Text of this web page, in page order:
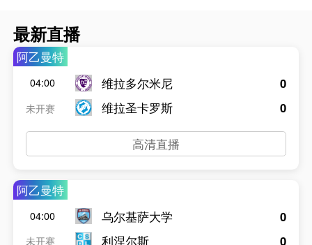
最新直播
阿乙曼特
04:00
未开赛
维拉多尔米尼
维拉圣卡罗斯
0
0
高清直播
阿乙曼特
04:00
未开赛
乌尔基萨大学
利涅尔斯
0
0